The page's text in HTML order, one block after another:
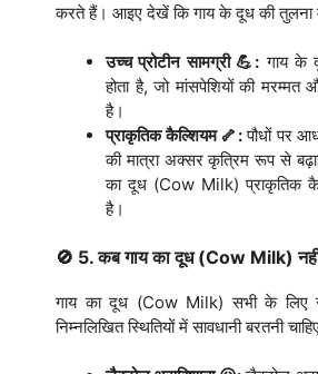
करते हैं। आइए देखें कि गाय के दूध की
उच्च प्रोटीन सामग्री 💪: गाय के
होता है, जो मांसपेशियों की मरम्मत
है।
प्राकृतिक कैल्शियम 🦴:पौधों पर
की मात्रा अक्सर कृत्रिम रूप से
का दूध (Cow Milk) प्राकृतिक
है।
🚫 5. कब गाय का दूध (Cow Milk) नहीं
गाय का दूध (Cow Milk) सभी के लिए
निम्नलिखित स्थितियों में सावधानी बरतनी